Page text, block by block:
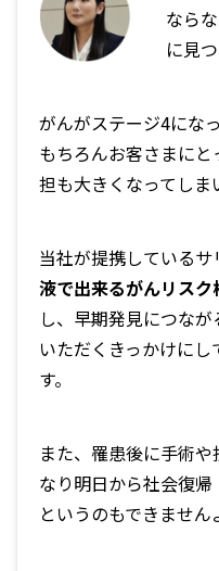
なら
に見
がんがステージ4にな
もちろんお客さまに
担も大きくなってしま
当社が提携している
液で出来るがんリスク
し、早期発見につな
いただくきっかけに
す。
また、罹患後に手術
なり明日から社会復帰
というのもできません